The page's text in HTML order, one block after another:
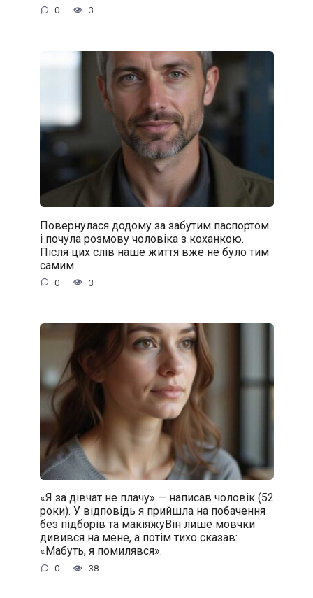
0 3
Повернулася додому за забутим паспортом
і почула розмову чоловіка з коханкою.
Після цих слів наше життя вже не було тим
самим…
0 3
«Я за дівчат не плачу» — написав чоловік (52
роки). У відповідь я прийшла на побачення
без підборів та макіяжуВін лише мовчки
дивився на мене, а потім тихо сказав:
«Мабуть, я помилявся».
0 38